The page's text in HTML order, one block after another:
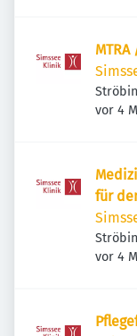
vor 4
für
vor 4